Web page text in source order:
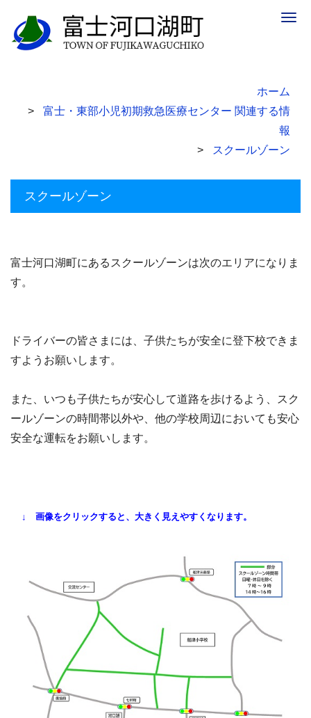
ホーム
富士・東部小児初期救急医療センター 関連する情
報
スクールゾーン
スクールゾーン
富士河口湖町にあるスクールゾーンは次のエリアになりま
す。
ドライバーの皆さまには、子供たちが安全に登下校できま
すようお願いします。
また、いつも子供たちが安心して道路を歩けるよう、スク
ールゾーンの時間帯以外や、他の学校周辺においても安心
安全な運転をお願いします。
↓ 画像をクリックすると、大きく見えやすくなります。